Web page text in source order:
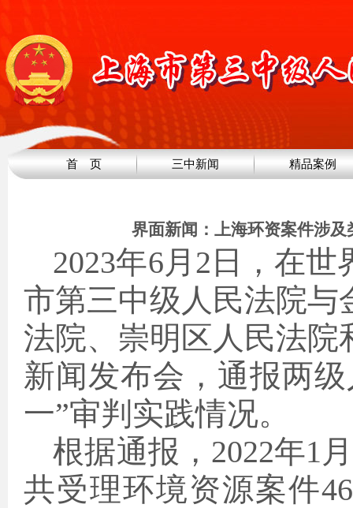
首 页 三中新闻 精品案例
界面新闻：上海环资案件涉
2023年6月2日，在
市第三中级人民法院与
法院、崇明区人民法
新闻发布会，通报两
一”审判实践情况。
根据通报，2022年1
共受理环境资源案件